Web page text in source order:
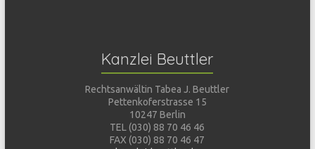
Kanzlei Beuttler
Rechtsanwältin Tabea J. Beuttler
Pettenkoferstrasse 15
10247 Berlin
TEL (030) 88 70 46 46
FAX (030) 88 70 46 47